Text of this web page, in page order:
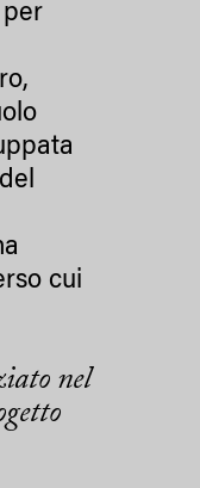
per
cui
nel